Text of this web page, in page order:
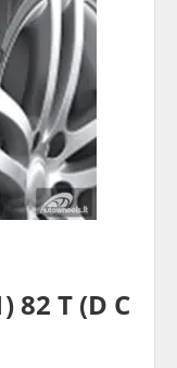
82 T (D C